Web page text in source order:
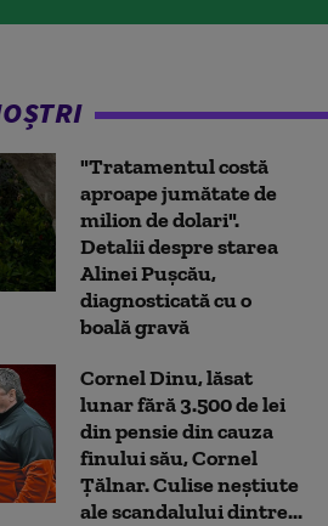
"Tratamentul costă
aproape jumătate de
milion de dolari".
Detalii despre starea
Alinei Pușcău,
diagnosticată cu o
boală gravă
Cornel Dinu, lăsat
lunar fără 3.500 de lei
din pensie din cauza
finului său, Cornel
Țălnar. Culise neștiute
ale scandalului dintre...